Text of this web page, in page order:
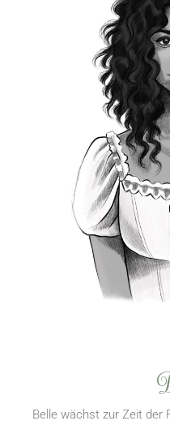
Belle wächst zur Zeit der